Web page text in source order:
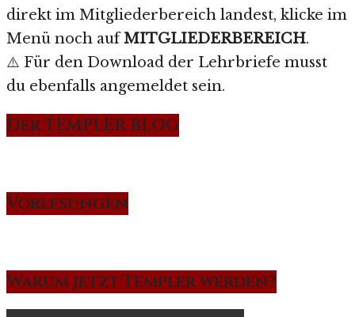
direkt im Mitgliederbereich landest, klicke im
Menü noch aufMITGLIEDERBEREICH.
⚠️ Für den Download der Lehrbriefe musst
du ebenfalls angemeldet sein.
Der TEMPLER BLOG
Vorlesungen
Warum jetzt Templer werden?